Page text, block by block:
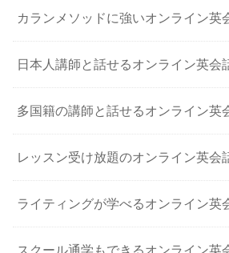
カランメソッドに強いオンライン英
日本人講師と話せるオンライン英会
多国籍の講師と話せるオンライン英
レッスン受け放題のオンライン英会
ライティングが学べるオンライン英
スクール通学もできるオンライン英